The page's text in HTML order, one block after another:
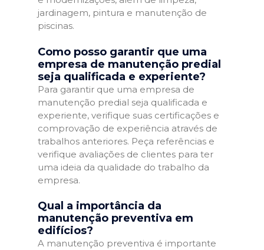
jardinagem, pintura e manutenção de
piscinas.
Como posso garantir que uma
empresa de manutenção predial
seja qualificada e experiente?
Para garantir que uma empresa de
manutenção predial seja qualificada e
experiente, verifique suas certificações e
comprovação de experiência através de
trabalhos anteriores. Peça referências e
verifique avaliações de clientes para ter
uma ideia da qualidade do trabalho da
empresa.
Qual a importância da
manutenção preventiva em
edifícios?
A manutenção preventiva é importante